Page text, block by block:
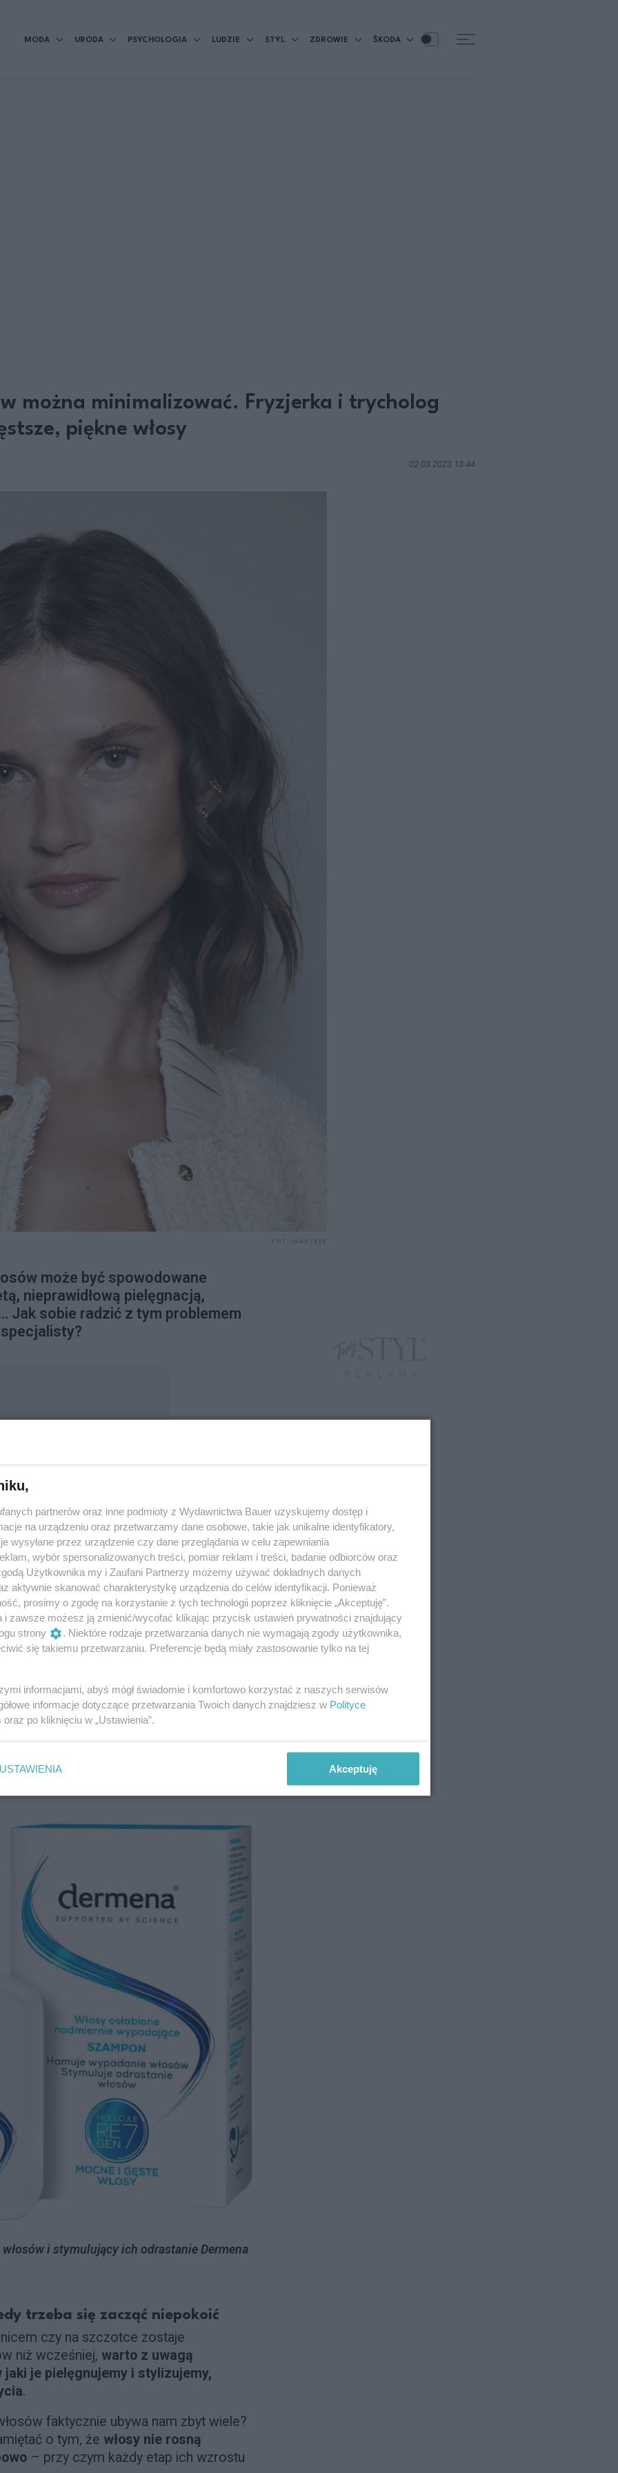
MODA URODA PSYCHOLOGIA LUDZIE STYL ZDROWIE ŠKODA
można minimalizować. Fryzjerka i trycholog
piękne włosy
02.03.2023 13:44
może być spowodowane
nieprawidłową pielęgnacją,
Jak sobie radzić z tym problemem
się zacząć niepokoić
– choroby
ma na głowie od 100 do nawet
traci ich od 50 do 100.
naturalnego cyklu ich życia i nie
Sytuacja się komplikuje, gdy
w szybszym tempie lub większej ilości.
i stymulujący ich odrastanie Dermena
trzeba się zacząć niepokoić
czy na szczotce zostaje
niż wcześniej, warto z uwagą
je pielęgnujemy i stylizujemy,
.
faktycznie ubywa nam zbyt wiele?
o tym, że włosy nie rosną
– przy czym każdy etap ich wzrostu
partnerów oraz inne podmioty z Wydawnictwa Bauer uzyskujemy dostęp i
na urządzeniu oraz przetwarzamy dane osobowe, takie jak unikalne identyfikatory,
wysyłane przez urządzenie czy dane przeglądania w celu zapewniania
wybór spersonalizowanych treści, pomiar reklam i treści, badanie odbiorców oraz
Użytkownika my i Zaufani Partnerzy możemy używać dokładnych danych
aktywnie skanować charakterystykę urządzenia do celów identyfikacji. Ponieważ
prosimy o zgodę na korzystanie z tych technologii poprzez kliknięcie „Akceptuję”.
i zawsze możesz ją zmienić/wycofać klikając przycisk ustawień prywatności znajdujący
strony
. Niektóre rodzaje przetwarzania danych nie wymagają zgody użytkownika,
się takiemu przetwarzaniu. Preferencje będą miały zastosowanie tylko na tej
informacjami, abyś mógł świadomie i komfortowo korzystać z naszych serwisów
informacje dotyczące przetwarzania Twoich danych znajdziesz w Polityce
oraz po kliknięciu w „Ustawienia”.
USTAWIENIA Akceptuję